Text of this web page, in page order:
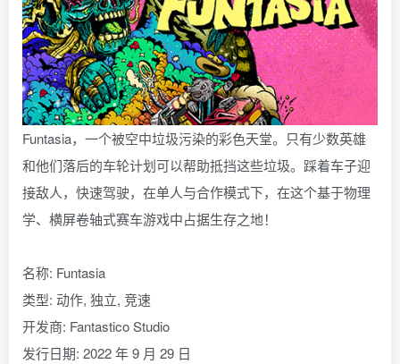
Funtasia，一个被空中垃圾污染的彩色天堂。只有少数英雄
和他们落后的车轮计划可以帮助抵挡这些垃圾。踩着车子迎
接敌人，快速驾驶，在单人与合作模式下，在这个基于物理
学、横屏卷轴式赛车游戏中占据生存之地！
名称: Funtasia
类型: 动作, 独立, 竞速
开发商: Fantastico Studio
发行日期: 2022 年 9 月 29 日